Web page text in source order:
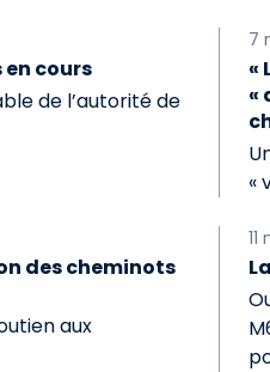
en cours
de l’autorité de
7
«
«
«
des cheminots
aux
11